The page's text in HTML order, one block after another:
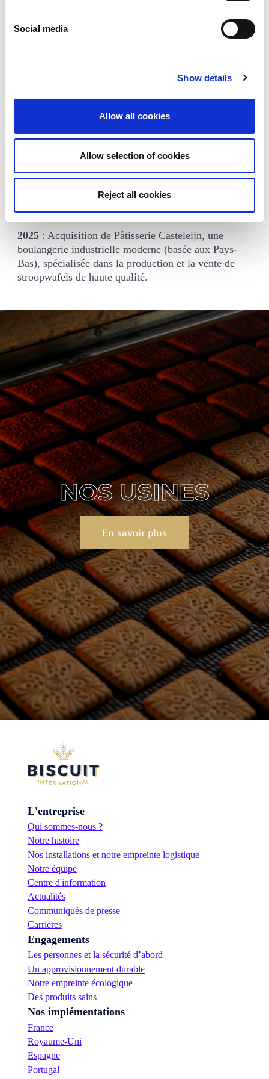
Social media
Show details
Allow all cookies
Allow selection of cookies
Reject all cookies
Northumbrian Fine Foods (spécialiste des biscuits
2019: Acquisition d’Aviateur, un spécialiste
néerlandais des biscuits et cakes.
2021: Acquisition de Dan Cake, l’entreprise
de biscuits et de substituts de pain pour le Benelux,
l’Allemagne, l’Autriche, la Suisse, la Suède et la
2025 : Acquisition de Pâtisserie Casteleijn, une
boulangerie industrielle moderne (basée aux Pays-
Bas), spécialisée dans la production et la vente de
stroopwafels de haute qualité.
NOS USINES
En savoir plus
L'entreprise
Qui sommes-nous ?
Notre histoire
Nos installations et notre empreinte logistique
Notre équipe
Centre d'information
Actualités
Communiqués de presse
Carrières
Engagements
Les personnes et la sécurité d’abord
Un approvisionnement durable
Notre empreinte écologique
Des produits sains
Nos implémentations
France
Royaume-Uni
Espagne
Portugal